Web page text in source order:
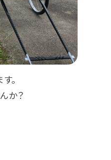
。
か？